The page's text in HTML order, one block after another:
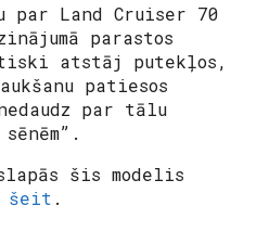
par Land Cruiser 70
parastos
atstāj putekļos,
patiesos
par tālu
šis modelis
šeit .